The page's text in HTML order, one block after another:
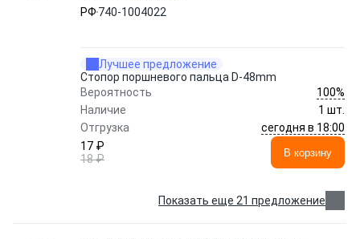
РФ 740-1004022
Лучшее предложение
Стопор поршневого пальца D-48mm
Вероятность
100%
Наличие
1 шт.
Отгрузка
сегодня в 18:00
17 ₽
18 ₽
В корзину
Показать еще 21 предложение